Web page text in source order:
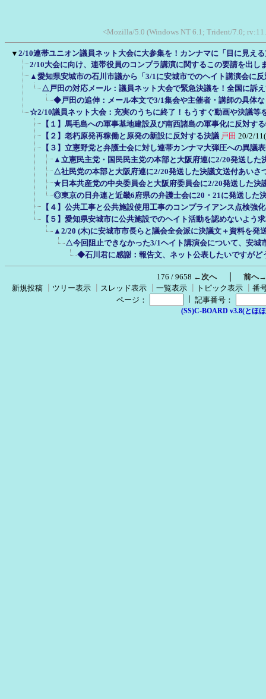
<Mozilla/5.0 (Windows NT 6.1; Trident/7.0;
▼ 2/10連帯ユニオン議員ネット大会に大参集を！カンナマに「目に見え
2/10大会に向け、連帯役員のコンプラ講演に関するこの要請を出し
▲愛知県安城市の石川市議から「3/1に安城市でのヘイト講演会に
△戸田の対応メール：議員ネット大会で緊急決議を！全国に訴
◆戸田の追伸：メール本文で3/1集会や主催者・講師の具体
☆2/10議員ネット大会：充実のうちに終了！もうすぐ動画や決議等
【１】馬毛島への軍事基地建設及び南西諸島の軍事化に反対す
【２】老朽原発再稼働と原発の新設に反対する決議 戸田 20/2/
【３】立憲野党と弁護士会に対し連帯カンナマ大弾圧への異議
▲立憲民主党・国民民主党の本部と大阪府連に2/20発送した
△社民党の本部と大阪府連に2/20発送した決議文送付あいさ
★日本共産党の中央委員会と大阪府委員会に2/20発送した決
◎東京の日弁連と近畿6府県の弁護士会に20・21に発送した
【４】公共工事と公共施設使用工事のコンプライアンス点検強
【５】愛知県安城市に公共施設でのヘイト活動を認めないよう
▲2/20 (木)に安城市市長らと議会全会派に決議文＋資料を発
△今回阻止できなかった3/1ヘイト講演会について、安城
◆石川君に感謝：報告文、ネット公表したいですがど
176 / 9658 ←次へ｜ 前へ→
新規投稿
ツリー表示 スレッド表示 一覧表示 トピック表示
番
ページ：
記事番号：
(SS)C-BOARD v3.8(とほ